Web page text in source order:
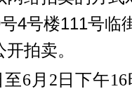
4号楼111号临
拍卖。
至6月2日下午16